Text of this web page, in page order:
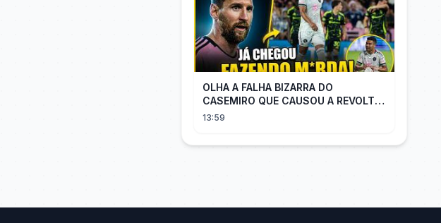
OLHA A FALHA BIZARRA DO
CASEMIRO QUE CAUSOU A REVOLTA
DOS TORCEDORES DO SEU NOVO
13:59